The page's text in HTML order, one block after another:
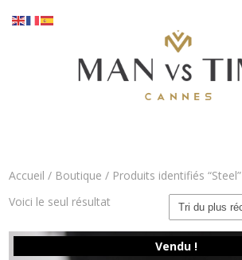
Accueil / Boutique / Produits identifiés “Steel”
Voici le seul résultat
Vendu !